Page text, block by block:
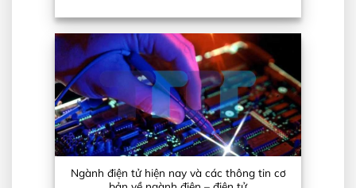
Ngành điện tử hiện nay và các thông tin cơ